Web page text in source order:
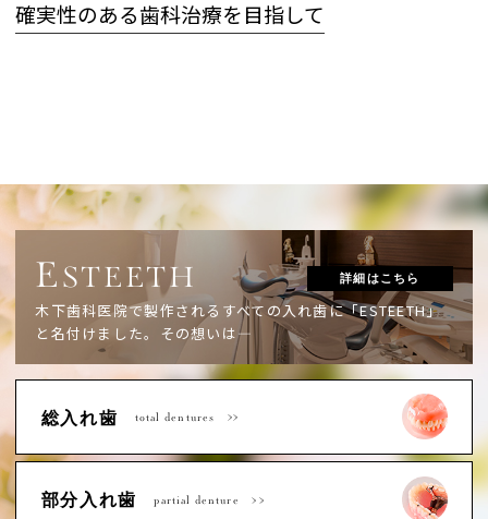
確実性のある歯科治療を目指して
E STEETH
木下歯科医院で製作されるすべての入れ歯に「ESTEETH」
と名付けました。 その想いは―
詳細はこちら
総入れ歯 total dentures
部分入れ歯 partial denture